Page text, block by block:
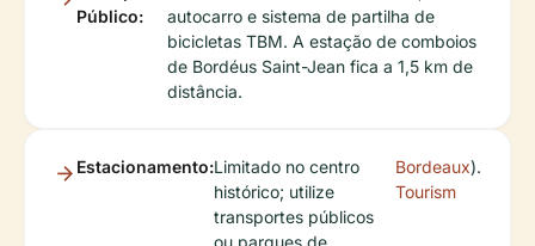
Público:
autocarro e sistema de partilha de
bicicletas TBM. A estação de comboios
de Bordéus Saint-Jean fica a 1,5 km de
distância.
Estacionamento:Limitado no centro
histórico; utilize
transportes públicos
ou parques de
Bordeaux
Tourism
).